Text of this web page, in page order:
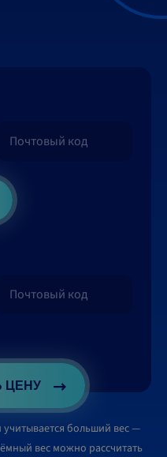
ЦЕНУ
учитывается больший вес —
вес можно рассчитать